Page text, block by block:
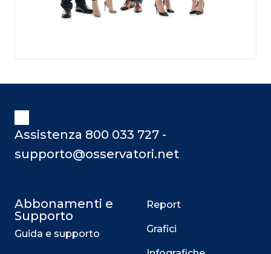
Assistenza 800 033 727 -
supporto@osservatori.net
Abbonamenti e
Supporto
Guida e supporto
Report
Grafici